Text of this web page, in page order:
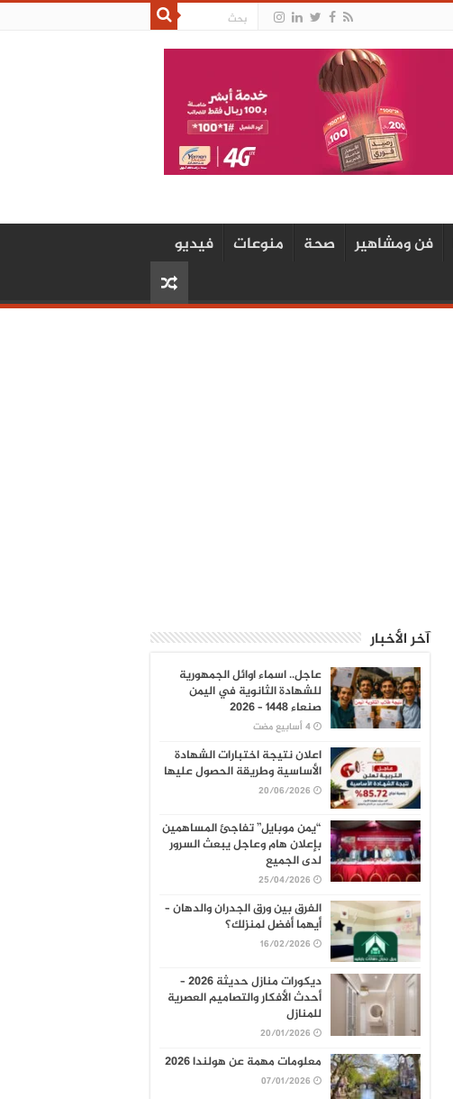
فن ومشاهير صحة منوعات فيديو
آخر الأخبار
عاجل.. اسماء اوائل الجمهورية
للشهادة الثانوية في اليمن
صنعاء 1448 – 2026
اعلان نتيجة اختبارات الشهادة
الأساسية وطريقة الحصول عليها
20/06/2026
“يمن موبايل” تفاجئ المساهمين
بإعلان هام وعاجل يبعث السرور
لدى الجميع
25/04/2026
الفرق بين ورق الجدران والدهان –
أيهما أفضل لمنزلك؟
16/02/2026
ديكورات منازل حديثة 2026 –
أحدث الأفكار والتصاميم العصرية
للمنازل
20/01/2026
معلومات مهمة عن هولندا 2026
07/01/2026